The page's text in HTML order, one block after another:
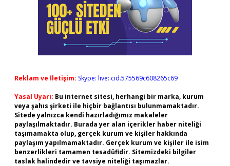
Reklam ve İletişim: Skype: live:.cid.575569c608265c69
Yasal Uyarı: Bu internet sitesi, herhangi bir marka, kurum
veya şahıs şirketi ile hiçbir bağlantısı bulunmamaktadır.
Sitede yalnızca kendi hazırladığımız makaleler
paylaşılmaktadır. Burada yer alan içerikler haber niteliği
taşımamakta olup, gerçek kurum ve kişiler hakkında
paylaşım yapılmamaktadır. Gerçek kurum ve kişiler ile isim
benzerlikleri tamamen tesadüfidir. Sitemizdeki bilgiler
taslak halindedir ve tavsiye niteliği taşımazlar.